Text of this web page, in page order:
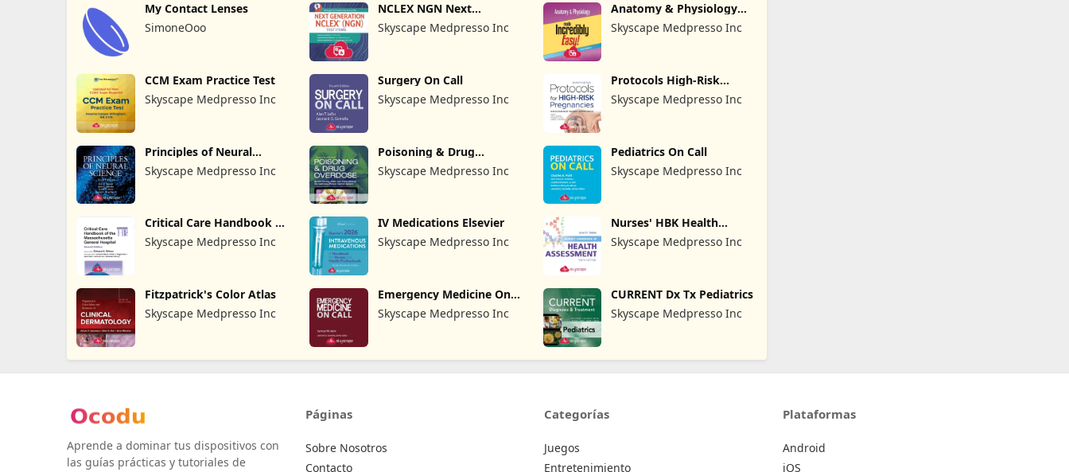
My Contact Lenses
SimoneOoo
NCLEX NGN Next
Generation
Skyscape Medpresso Inc
Anatomy & Physiology
MIE NCLEX
Skyscape Medpresso Inc
CCM Exam Practice Test
Skyscape Medpresso Inc
Surgery On Call
Skyscape Medpresso Inc
Protocols High-Risk
Pregnancy
Skyscape Medpresso Inc
Principles of Neural
Science
Skyscape Medpresso Inc
Poisoning & Drug
Overdose Info
Skyscape Medpresso Inc
Pediatrics On Call
Skyscape Medpresso Inc
Critical Care Handbook of
MGH
Skyscape Medpresso Inc
IV Medications Elsevier
Skyscape Medpresso Inc
Nurses' HBK Health
Assessment
Skyscape Medpresso Inc
Fitzpatrick's Color Atlas
Skyscape Medpresso Inc
Emergency Medicine On
Call
Skyscape Medpresso Inc
CURRENT Dx Tx Pediatrics
Skyscape Medpresso Inc
Aprende a dominar tus dispositivos con
las guías prácticas y tutoriales de
Páginas
Sobre Nosotros
Contacto
Categorías
Juegos
Entretenimiento
Plataformas
Android
iOS